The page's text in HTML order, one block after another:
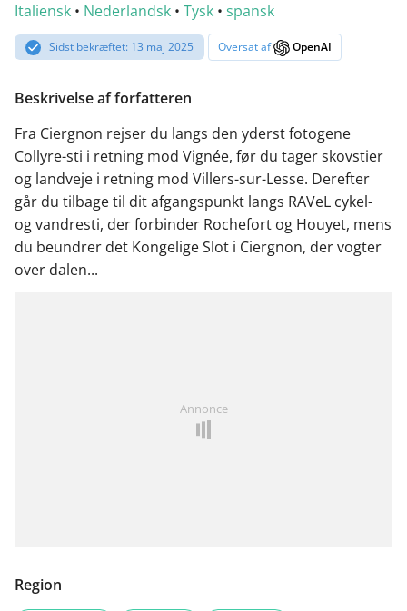
Italiensk • Nederlandsk • Tysk • spansk
Sidst bekræftet: 13 maj 2025 Oversat af OpenAI
Beskrivelse af forfatteren
Fra Ciergnon rejser du langs den yderst fotogene
Collyre-sti i retning mod Vignée, før du tager skovstier
og landveje i retning mod Villers-sur-Lesse. Derefter
går du tilbage til dit afgangspunkt langs RAVeL cykel-
og vandresti, der forbinder Rochefort og Houyet, mens
du beundrer det Kongelige Slot i Ciergnon, der vogter
over dalen...
Annonce
Region